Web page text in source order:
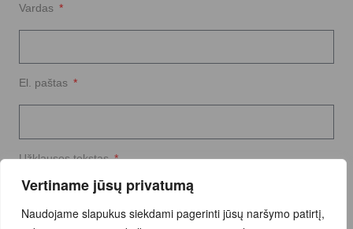
Vertiname jūsų privatumą
Naudojame slapukus siekdami pagerinti jūsų naršymo patirtį,
Vardas
El. paštas
Užklausos tekstas